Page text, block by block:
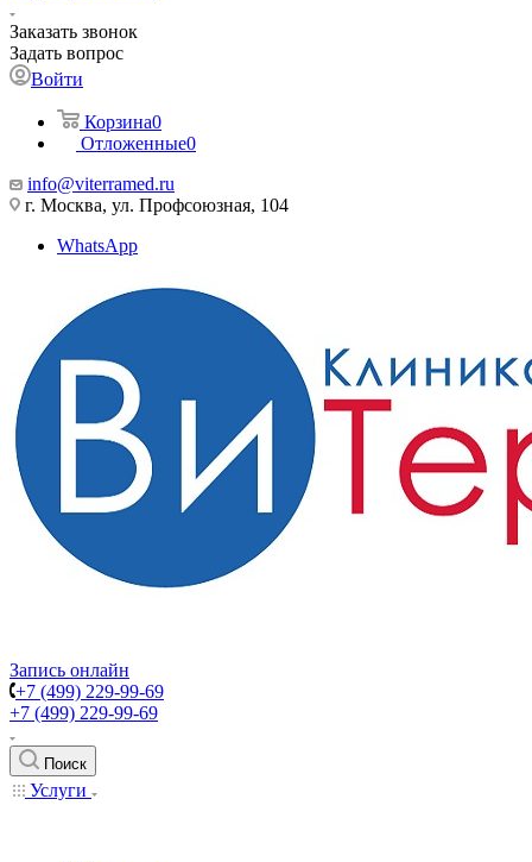
Заказать звонок
Задать вопрос
Войти
Корзина0
Отложенные0
info@viterramed.ru
г. Москва, ул. Профсоюзная, 104
WhatsApp
Запись онлайн
+7 (499) 229-99-69
+7 (499) 229-99-69
Поиск
Услуги